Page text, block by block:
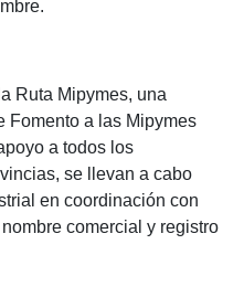
Ruta Mipymes, una
Fomento a las Mipymes
a todos los
se llevan a cabo
en coordinación con
comercial y registro